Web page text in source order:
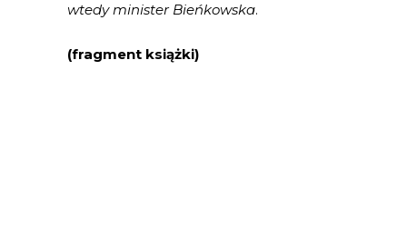
wtedy minister Bieńkowska.
(fragment książki)